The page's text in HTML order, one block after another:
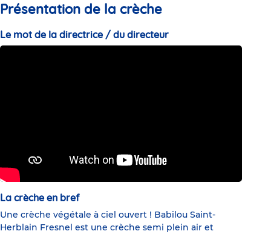
Présentation de la crèche
Le mot de la directrice / du directeur
La crèche en bref
Une crèche végétale à ciel ouvert ! Babilou Saint-
Herblain Fresnel est une crèche semi plein air et